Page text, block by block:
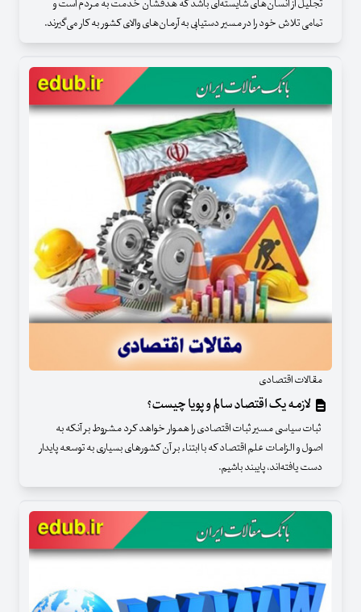
تجلیل از انسان‌های‌ شایسته‌ای باشد که هدفشان خدمت به مردم است و
تمامی تلاش خود را در مسیر دستیابی به آرمان‌های والای کشور به کار می‌گیرند.
مقالات اقتصادی
لازمه یک اقتصاد سالم و پویا چیست؟
ثبات سیاسی مسیر ثبات اقتصادی را هموار خواهد کرد مشروط بر آنکه به
اصول و الزامات علم اقتصاد که با ابتناء بر آن کشورهای بسیاری به توسعه پایدار
دست یافته‌اند، پایبند باشیم.